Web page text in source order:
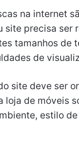
na internet
site precisa ser
tamanhos de
de
site deve ser
loja de móveis
estilo